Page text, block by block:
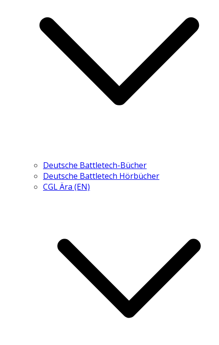
Deutsche Battletech-Bücher
Deutsche Battletech Hörbücher
CGL Ära (EN)